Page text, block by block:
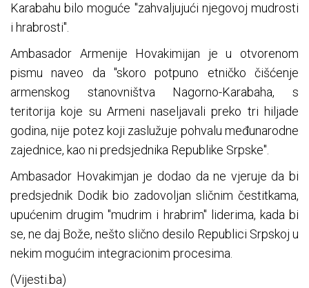
Karabahu bilo moguće "zahvaljujući njegovoj mudrosti
i hrabrosti".
Ambasador Armenije Hovakimijan je u otvorenom
pismu naveo da "skoro potpuno etničko čišćenje
armenskog stanovništva Nagorno-Karabaha, s
teritorija koje su Armeni naseljavali preko tri hiljade
godina, nije potez koji zaslužuje pohvalu međunarodne
zajednice, kao ni predsjednika Republike Srpske".
Ambasador Hovakimjan je dodao da ne vjeruje da bi
predsjednik Dodik bio zadovoljan sličnim čestitkama,
upućenim drugim "mudrim i hrabrim" liderima, kada bi
se, ne daj Bože, nešto slično desilo Republici Srpskoj u
nekim mogućim integracionim procesima.
(Vijesti.ba)